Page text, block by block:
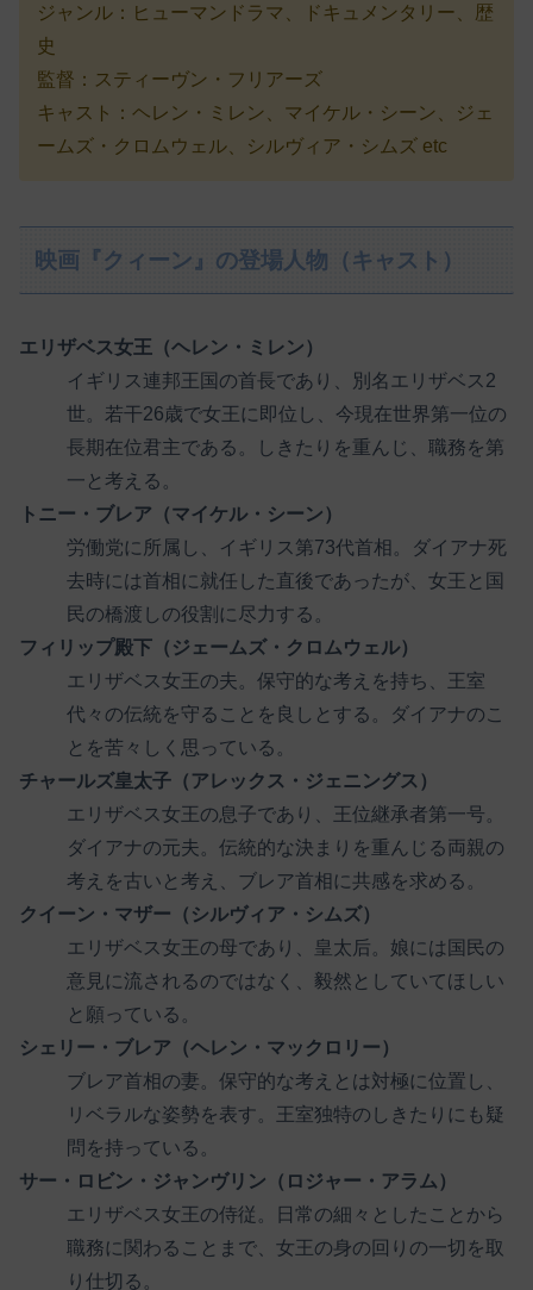
ジャンル：ヒューマンドラマ、ドキュメンタリー、歴
史
監督：スティーヴン・フリアーズ
キャスト：ヘレン・ミレン、マイケル・シーン、ジェ
ームズ・クロムウェル、シルヴィア・シムズ etc
映画『クィーン』の登場人物（キャスト）
エリザベス女王（ヘレン・ミレン）
イギリス連邦王国の首長であり、別名エリザベス2
世。若干26歳で女王に即位し、今現在世界第一位の
長期在位君主である。しきたりを重んじ、職務を第
一と考える。
トニー・ブレア（マイケル・シーン）
労働党に所属し、イギリス第73代首相。ダイアナ死
去時には首相に就任した直後であったが、女王と国
民の橋渡しの役割に尽力する。
フィリップ殿下（ジェームズ・クロムウェル）
エリザベス女王の夫。保守的な考えを持ち、王室
代々の伝統を守ることを良しとする。ダイアナのこ
とを苦々しく思っている。
チャールズ皇太子（アレックス・ジェニングス）
エリザベス女王の息子であり、王位継承者第一号。
ダイアナの元夫。伝統的な決まりを重んじる両親の
考えを古いと考え、ブレア首相に共感を求める。
クイーン・マザー（シルヴィア・シムズ）
エリザベス女王の母であり、皇太后。娘には国民の
意見に流されるのではなく、毅然としていてほしい
と願っている。
シェリー・ブレア（ヘレン・マックロリー）
ブレア首相の妻。保守的な考えとは対極に位置し、
リベラルな姿勢を表す。王室独特のしきたりにも疑
問を持っている。
サー・ロビン・ジャンヴリン（ロジャー・アラム）
エリザベス女王の侍従。日常の細々としたことから
職務に関わることまで、女王の身の回りの一切を取
り仕切る。